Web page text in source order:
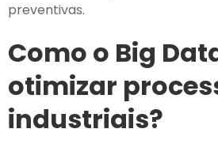
preventivas.
Como o Big
otimizar
industriais?